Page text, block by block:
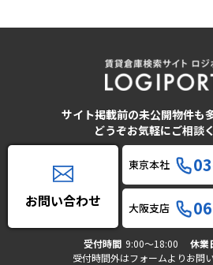
サイト掲載前の未公開物件も
どうぞお気軽にご相談
お問い合わせ
東京本社
大阪支店
受付時間 9:00〜18:00 休業
受付時間外はフォームよりお問